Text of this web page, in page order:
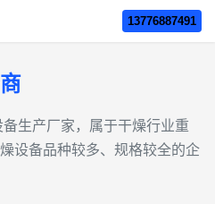
13776887491
生产厂家‌，属于干燥行业重
设备品种较多、规格较全的企